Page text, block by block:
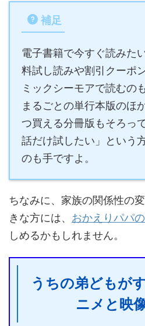
補足
電子書籍で今すぐ読みた
料試し読みや割引クーポ
ミックシーモアで読むの
まるごとの単行本版のほ
つ買える分冊版もそろっ
話だけ試したい」という
のも手ですよ。
ちなみに、家族の関係性の
きな方には、 おかえりパパ
しめるかもしれません。
うちの弟どもが
ニメと映